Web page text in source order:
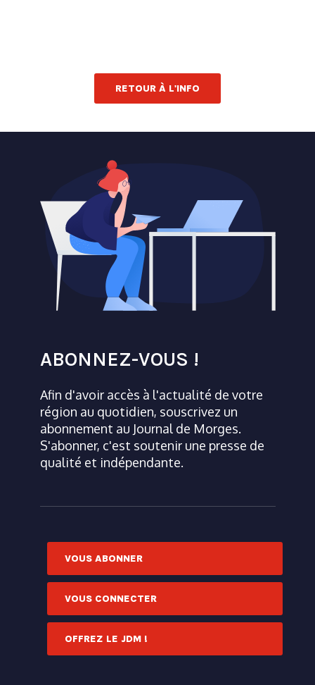
RETOUR À L'INFO
ABONNEZ-VOUS !
Afin d'avoir accès à l'actualité de votre
région au quotidien, souscrivez un
abonnement au Journal de Morges.
S'abonner, c'est soutenir une presse de
qualité et indépendante.
VOUS ABONNER
VOUS CONNECTER
OFFREZ LE JDM !